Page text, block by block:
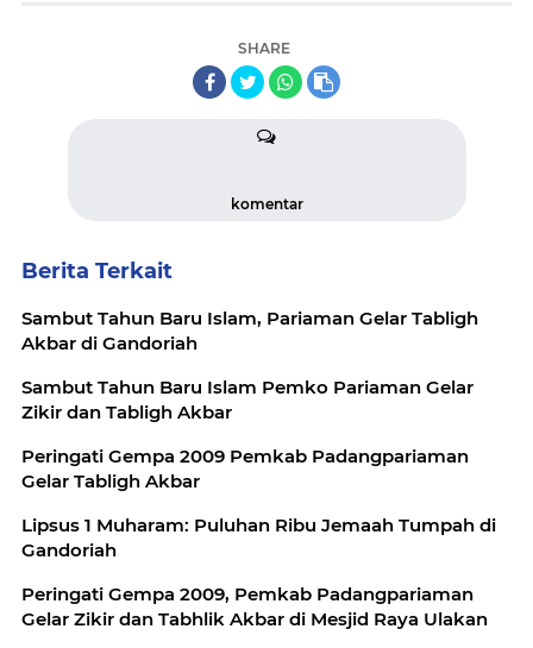
SHARE
komentar
Berita Terkait
Sambut Tahun Baru Islam, Pariaman Gelar Tabligh
Akbar di Gandoriah
Sambut Tahun Baru Islam Pemko Pariaman Gelar
Zikir dan Tabligh Akbar
Peringati Gempa 2009 Pemkab Padangpariaman
Gelar Tabligh Akbar
Lipsus 1 Muharam: Puluhan Ribu Jemaah Tumpah di
Gandoriah
Peringati Gempa 2009, Pemkab Padangpariaman
Gelar Zikir dan Tabhlik Akbar di Mesjid Raya Ulakan